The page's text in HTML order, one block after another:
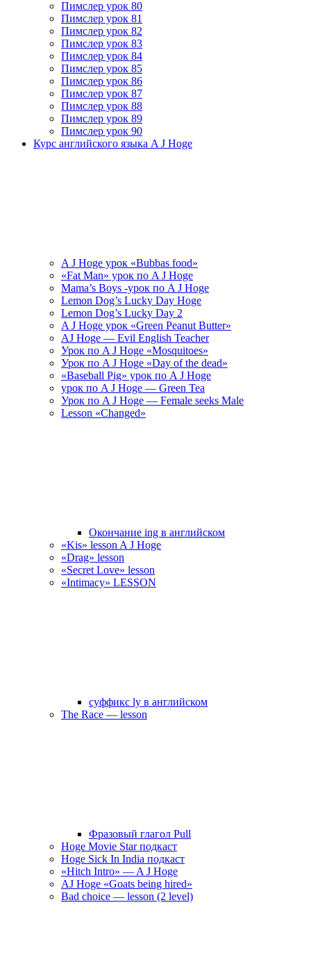
Пимслер урок 80
Пимслер урок 81
Пимслер урок 82
Пимслер урок 83
Пимслер урок 84
Пимслер урок 85
Пимслер урок 86
Пимслер урок 87
Пимслер урок 88
Пимслер урок 89
Пимслер урок 90
Курс английского языка A J Hoge
A J Hoge урок «Bubbas food»
«Fat Man» урок по A J Hoge
Mama’s Boys -урок по A J Hoge
Lemon Dog’s Lucky Day Hoge
Lemon Dog’s Lucky Day 2
A J Hoge урок «Green Peanut Butter»
AJ Hoge — Evil English Teacher
Урок по A J Hoge «Mosquitoes»
Урок по A J Hoge «Day of the dead»
«Baseball Pig» урок по A J Hoge
урок по A J Hoge — Green Tea
Урок по A J Hoge — Female seeks Male
Lesson «Changed»
Окончание ing в английском
«Kis» lesson A J Hoge
«Drag» lesson
«Secret Love» lesson
«Intimacy» LESSON
суффикс ly в английском
The Race — lesson
Фразовый глагол Pull
Hoge Movie Star подкаст
Hoge Sick In India подкаст
«Hitch Intro» — A J Hoge
AJ Hoge «Goats being hired»
Bad choice — lesson (2 level)